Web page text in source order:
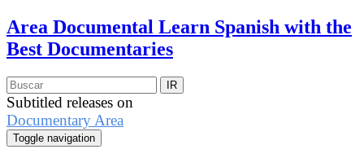
Area Documental Learn Spanish with the
Best Documentaries
Subtitled releases on
Documentary Area
Toggle navigation